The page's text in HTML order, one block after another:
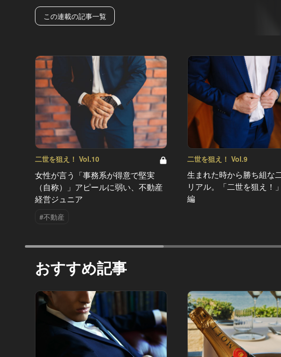
この連載の記事一覧
二世を狙え！ Vol.10
女性が言う「事務系が得意で堅実
（自称）」アピールに弱い、不動産
経営ジュニア
#不動産
二世を狙え！ Vol.9
生まれた時から勝ち組な
リアル。「二世を狙え！
編
おすすめ記事